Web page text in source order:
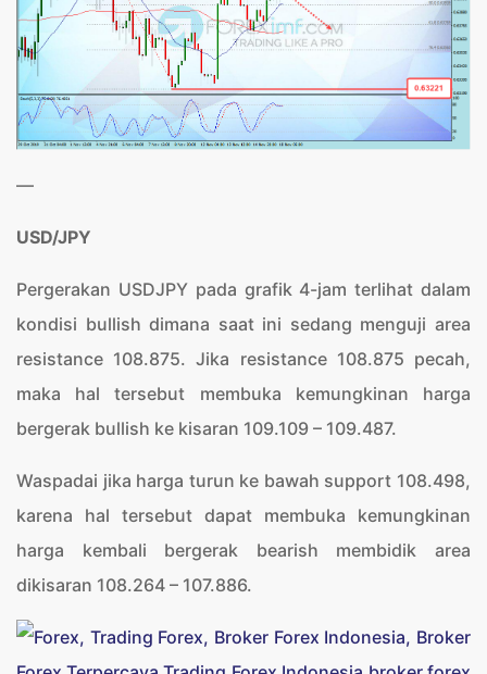
—
USD/JPY
Pergerakan USDJPY pada grafik 4-jam terlihat dalam
kondisi bullish dimana saat ini sedang menguji area
resistance 108.875. Jika resistance 108.875 pecah,
maka hal tersebut membuka kemungkinan harga
bergerak bullish ke kisaran 109.109 – 109.487.
Waspadai jika harga turun ke bawah support 108.498,
karena hal tersebut dapat membuka kemungkinan
harga kembali bergerak bearish membidik area
dikisaran 108.264 – 107.886.